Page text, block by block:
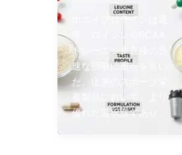
ホエイプロテインは通
常、ロイシンやBCAA、
トレーニング直後の迅
速な摂取に重点を置い
た、従来のスポーツ栄
養製品において、より
優れた選択肢であり、